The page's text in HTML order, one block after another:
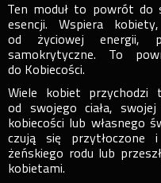
Ten moduł to powrót do
esencji. Wspiera
od życiowej energii,
samokrytyczne. To
do Kobiecości.
Wiele kobiet przychodzi
od swojego ciała,
kobiecości lub własnego
czują się przytłoczone
żeńskiego rodu lub
kobietami.